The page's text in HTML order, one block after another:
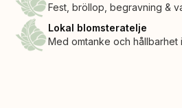
Fest, bröllop, begravning &
Lokal blomsteratelje
Med omtanke och hållbarhet